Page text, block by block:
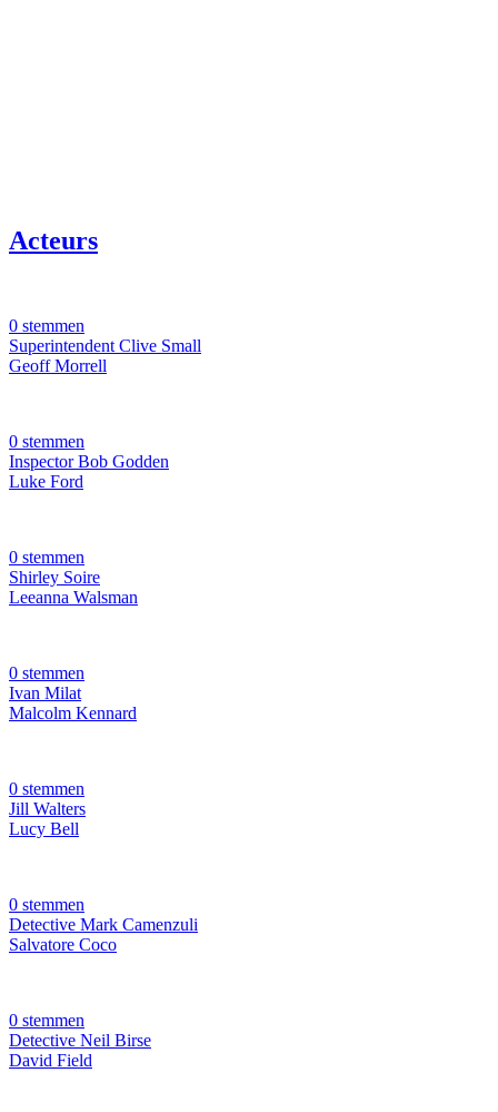
Acteurs
0 stemmen
Superintendent Clive Small
Geoff Morrell
0 stemmen
Inspector Bob Godden
Luke Ford
0 stemmen
Shirley Soire
Leeanna Walsman
0 stemmen
Ivan Milat
Malcolm Kennard
0 stemmen
Jill Walters
Lucy Bell
0 stemmen
Detective Mark Camenzuli
Salvatore Coco
0 stemmen
Detective Neil Birse
David Field